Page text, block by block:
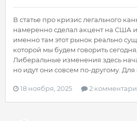
В статье про кризис легального
намеренно сделал акцент на США
именно там этот рынок реально
которой мы будем говорить
Либеральные изменения здесь
но идут они совсем по-другому. Для
18 ноября, 2025 2